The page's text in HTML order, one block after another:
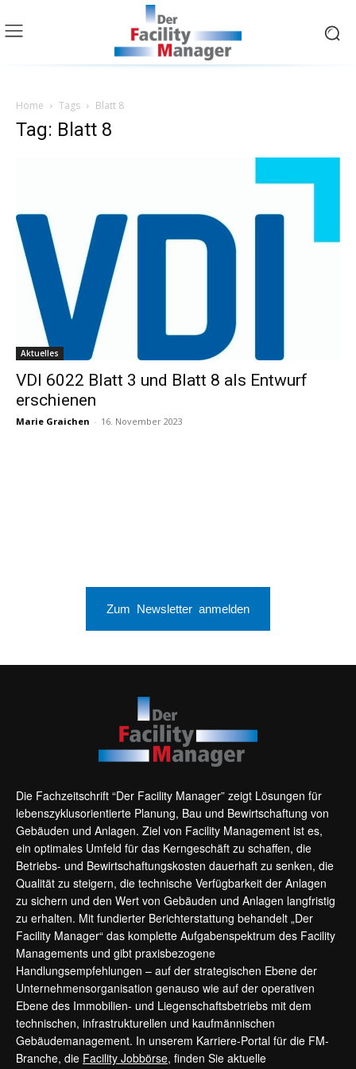
Home Tags Blatt 8
Tag: Blatt 8
Aktuelles
VDI 6022 Blatt 3 und Blatt 8 als Entwurf
erschienen
Marie Graichen - 16. November 2023
Zum Newsletter anmelden
Die Fachzeitschrift “Der Facility Manager” zeigt Lösungen für
lebenszyklusorientierte Planung, Bau und Bewirtschaftung von
Gebäuden und Anlagen. Ziel von Facility Management ist es,
ein optimales Umfeld für das Kerngeschäft zu schaffen, die
Betriebs- und Bewirtschaftungskosten dauerhaft zu senken, die
Qualität zu steigern, die technische Verfügbarkeit der Anlagen
zu sichern und den Wert von Gebäuden und Anlagen langfristig
zu erhalten. Mit fundierter Berichterstattung behandelt „Der
Facility Manager“ das komplette Aufgabenspektrum des Facility
Managements und gibt praxisbezogene
Handlungsempfehlungen – auf der strategischen Ebene der
Unternehmensorganisation genauso wie auf der operativen
Ebene des Immobilien- und Liegenschaftsbetriebs mit dem
technischen, infrastrukturellen und kaufmännischen
Gebäudemanagement. In unserem Karriere-Portal für die FM-
Branche, die Facility Jobbörse, finden Sie aktuelle